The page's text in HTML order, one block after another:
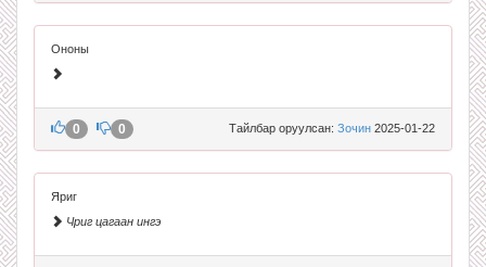
Ононы
Тайлбар оруулсан: Зочин 2025-01-22
0 0
Яриг
Чриг цагаан ингэ